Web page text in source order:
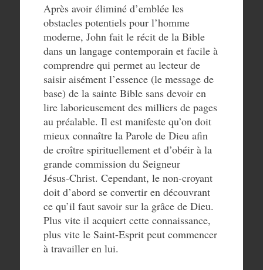
Après avoir éliminé d’emblée les
obstacles potentiels pour l’homme
moderne, John fait le récit de la Bible
dans un langage contemporain et facile à
comprendre qui permet au lecteur de
saisir aisément l’essence (le message de
base) de la sainte Bible sans devoir en
lire laborieusement des milliers de pages
au préalable. Il est manifeste qu’on doit
mieux connaître la Parole de Dieu afin
de croître spirituellement et d’obéir à la
grande commission du Seigneur
Jésus‑Christ. Cependant, le non-croyant
doit d’abord se convertir en découvrant
ce qu’il faut savoir sur la grâce de Dieu.
Plus vite il acquiert cette connaissance,
plus vite le Saint-Esprit peut commencer
à travailler en lui.